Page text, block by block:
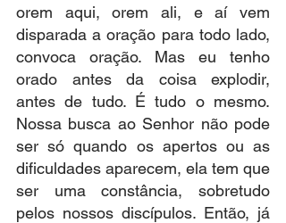
orem aqui, orem ali, e aí vem
disparada a oração para todo lado,
convoca oração. Mas eu tenho
orado antes da coisa explodir,
antes de tudo. É tudo o mesmo.
Nossa busca ao Senhor não pode
ser só quando os apertos ou as
dificuldades aparecem, ela tem que
ser uma constância, sobretudo
pelos nossos discípulos. Então, já